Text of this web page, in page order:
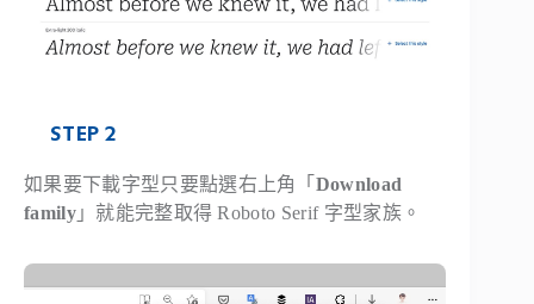
STEP 2
如果要下載字型只要點選右上角「 Download
family」就能完整取得 Roboto Serif 字型家族。